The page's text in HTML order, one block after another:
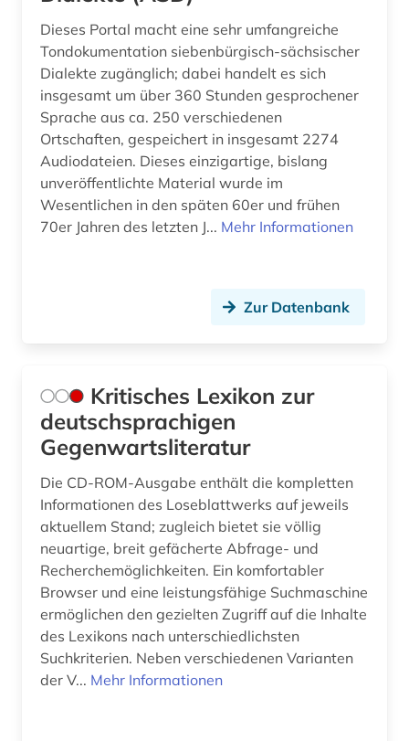
Dieses Portal macht eine sehr umfangreiche
Tondokumentation siebenbürgisch-sächsischer
Dialekte zugänglich; dabei handelt es sich
insgesamt um über 360 Stunden gesprochener
Sprache aus ca. 250 verschiedenen
Ortschaften, gespeichert in insgesamt 2274
Audiodateien. Dieses einzigartige, bislang
unveröffentlichte Material wurde im
Wesentlichen in den späten 60er und frühen
70er Jahren des letzten J... Mehr Informationen
Zur Datenbank
Kritisches Lexikon zur
deutschsprachigen
Gegenwartsliteratur
Die CD-ROM-Ausgabe enthält die kompletten
Informationen des Loseblattwerks auf jeweils
aktuellem Stand; zugleich bietet sie völlig
neuartige, breit gefächerte Abfrage- und
Recherchemöglichkeiten. Ein komfortabler
Browser und eine leistungsfähige Suchmaschine
ermöglichen den gezielten Zugriff auf die Inhalte
des Lexikons nach unterschiedlichsten
Suchkriterien. Neben verschiedenen Varianten
der V... Mehr Informationen